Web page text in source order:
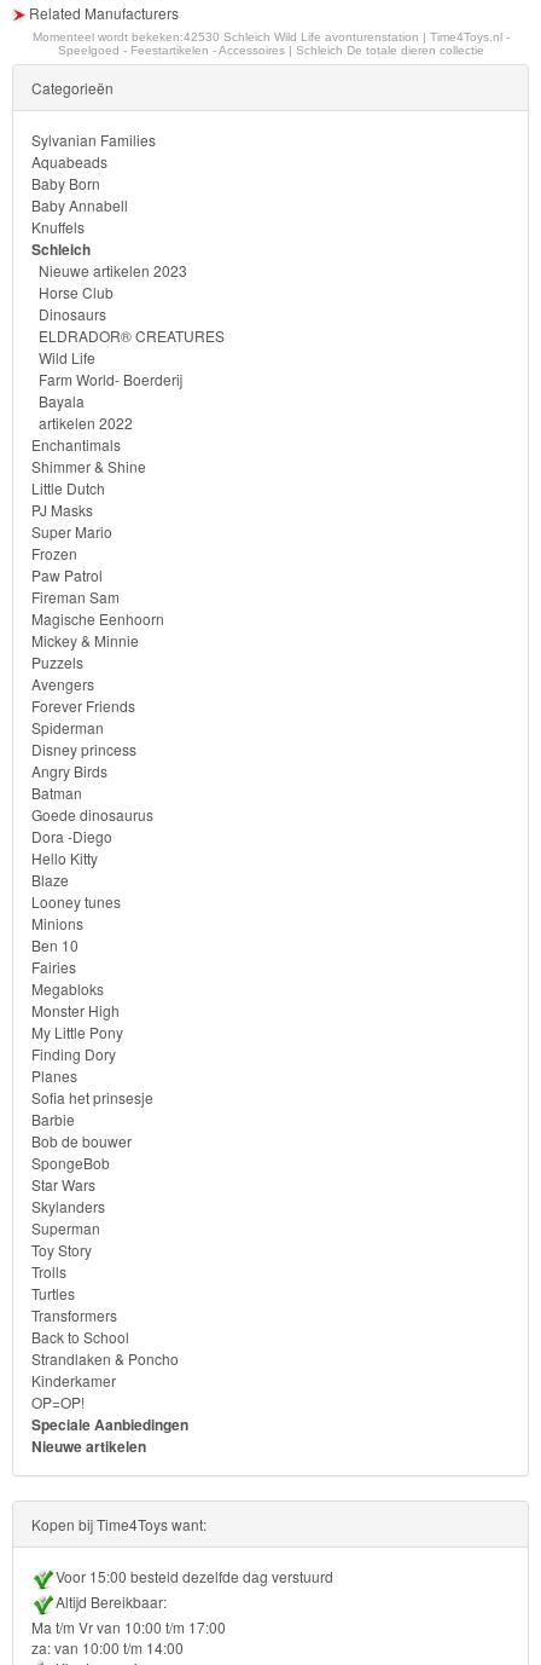
Mickey
&
Minnie
Puzzels
Avengers
Forever
Friends
Spiderman
Disney
princess
Angry
Birds
Batman
Goede
dinosaurus
Dora
-
Diego
Hello
Kitty
Blaze
Looney
tunes
Minions
Ben
10
Fairies
Megabloks
Monster
High
My
Little
Pony
Finding
Dory
Planes
Related Manufacturers
Momenteel wordt bekeken:42530 Schleich Wild Life avonturenstation | Time4Toys.nl -
Speelgoed - Feestartikelen - Accessoires | Schleich De totale dieren collectie
Categorieën
Sylvanian Families
Aquabeads
Baby Born
Baby Annabell
Knuffels
Schleich
Nieuwe artikelen 2023
Horse Club
Dinosaurs
ELDRADOR® CREATURES
Wild Life
Farm World- Boerderij
Bayala
artikelen 2022
Enchantimals
Shimmer & Shine
Little Dutch
PJ Masks
Super Mario
Frozen
Paw Patrol
Fireman Sam
Magische Eenhoorn
Mickey & Minnie
Puzzels
Avengers
Forever Friends
Spiderman
Disney princess
Angry Birds
Batman
Goede dinosaurus
Dora -Diego
Hello Kitty
Blaze
Looney tunes
Minions
Ben 10
Fairies
Megabloks
Monster High
My Little Pony
Finding Dory
Planes
Sofia het prinsesje
Barbie
Bob de bouwer
SpongeBob
Star Wars
Skylanders
Superman
Toy Story
Trolls
Turtles
Transformers
Back to School
Strandlaken & Poncho
Kinderkamer
OP=OP!
Speciale Aanbiedingen
Nieuwe artikelen
Kopen bij Time4Toys want:
Voor 15:00 besteld dezelfde dag verstuurd
Altijd Bereikbaar:
Ma t/m Vr van 10:00 t/m 17:00
za: van 10:00 t/m 14:00